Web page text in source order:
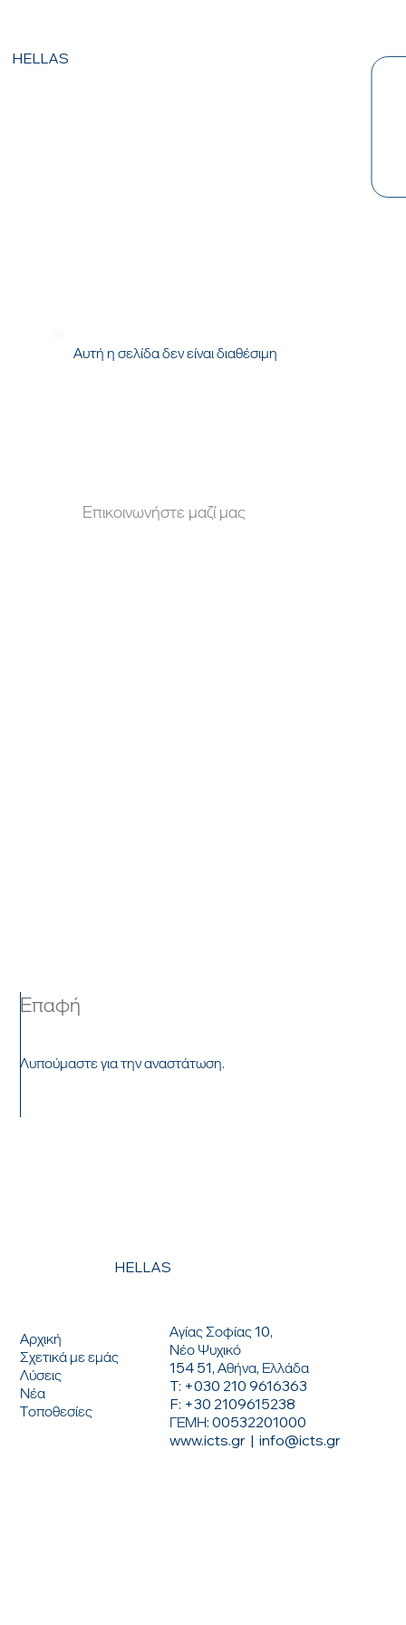
HELLAS
Αυτή η σελίδα δεν είναι διαθέσιμη
Επικοινωνήστε μαζί μας
Επαφή
Λυπούμαστε για την αναστάτωση.
Αγίας Σοφίας 10,
Νέο Ψυχικό
154 51, Αθήνα, Ελλάδα
T: +030 210 9616363
F: +30 2109615238
ΓΕΜΗ: 00532201000
www.icts.gr | info@icts.gr
Αρχική
Σχετικά με εμάς
Λύσεις
Νέα
Τοποθεσίες
HELLAS